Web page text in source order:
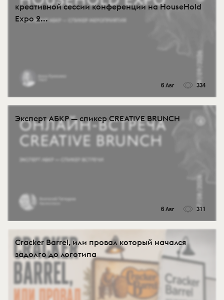
креативной сессии конференции на HouseHold
Expo 2...
6 Авг 334
Эксперт АБКР — спикер CREATIVE BRUNCH
6 Авг 311
Cracker Barrel, или провал который начался
задолго до логотипа